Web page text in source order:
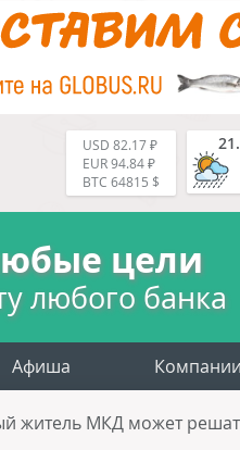
USD 82.17 ₽
EUR 94.84 ₽
BTC 64815 $
цели
любого банка
Афиша Компании
житель МКД может